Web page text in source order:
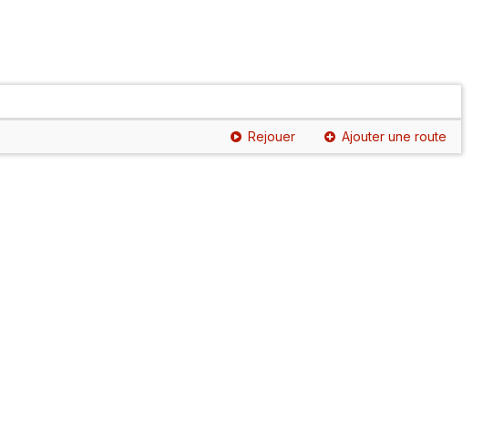
Rejouer Ajouter une route